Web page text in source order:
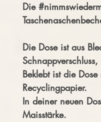
Die
Die Dose ist aus
Beklebt ist die
Recyclingpapier.
In deiner neuen
Maisstärke.